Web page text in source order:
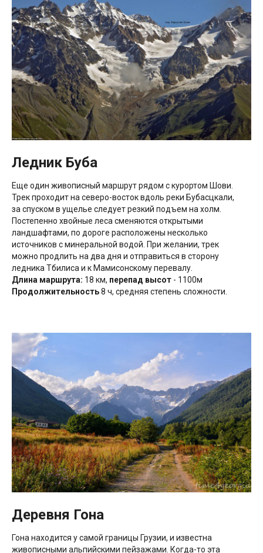
Ледник Буба
Еще один живописный маршрут рядом с курортом Шови.
Трек проходит на северо-восток вдоль реки Бубасцкали,
за спуском в ущелье следует резкий подъем на холм.
Постепенно хвойные леса сменяются открытыми
ландшафтами, по дороге расположены несколько
источников с минеральной водой. При желании, трек
можно продлить на два дня и отправиться в сторону
ледника Тбилиса и к Мамисонскому перевалу.
Длина маршрута: 18 км, перепад высот - 1100м
Продолжительность8 ч, средняя степень сложности.
Деревня Гона
Гона находится у самой границы Грузии, и известна
живописными альпийскими пейзажами. Когда-то эта